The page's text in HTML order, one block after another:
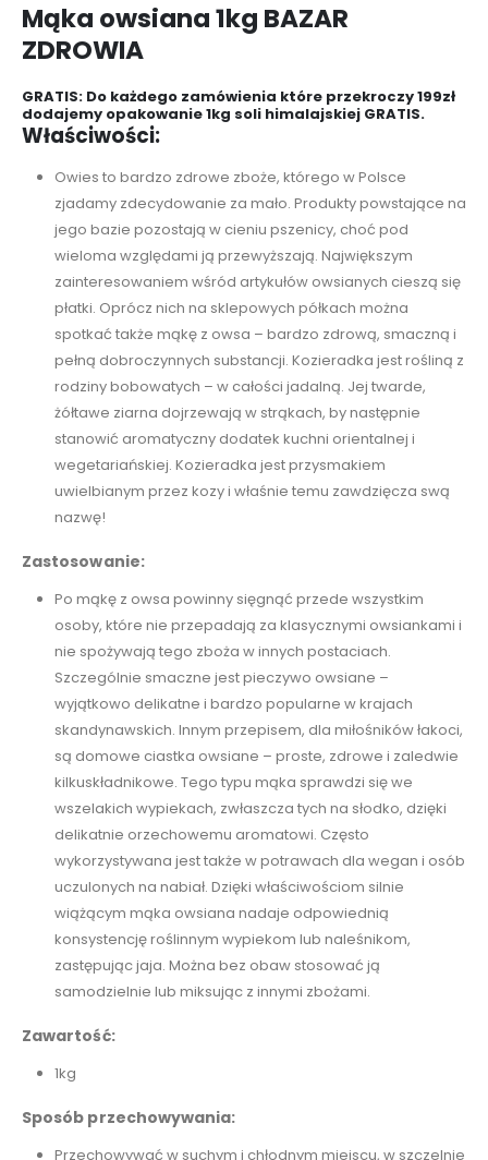
Mąka owsiana 1kg BAZAR
ZDROWIA
GRATIS: Do każdego zamówienia które przekroczy 199zł
dodajemy opakowanie 1kg soli himalajskiej GRATIS.
Właściwości:
Owies to bardzo zdrowe zboże, którego w Polsce
zjadamy zdecydowanie za mało. Produkty powstające na
jego bazie pozostają w cieniu pszenicy, choć pod
wieloma względami ją przewyższają. Największym
zainteresowaniem wśród artykułów owsianych cieszą się
płatki. Oprócz nich na sklepowych półkach można
spotkać także mąkę z owsa – bardzo zdrową, smaczną i
pełną dobroczynnych substancji. Kozieradka jest rośliną z
rodziny bobowatych – w całości jadalną. Jej twarde,
żółtawe ziarna dojrzewają w strąkach, by następnie
stanowić aromatyczny dodatek kuchni orientalnej i
wegetariańskiej. Kozieradka jest przysmakiem
uwielbianym przez kozy i właśnie temu zawdzięcza swą
nazwę!
Zastosowanie:
Po mąkę z owsa powinny sięgnąć przede wszystkim
osoby, które nie przepadają za klasycznymi owsiankami i
nie spożywają tego zboża w innych postaciach.
Szczególnie smaczne jest pieczywo owsiane –
wyjątkowo delikatne i bardzo popularne w krajach
skandynawskich. Innym przepisem, dla miłośników łakoci,
są domowe ciastka owsiane – proste, zdrowe i zaledwie
kilkuskładnikowe. Tego typu mąka sprawdzi się we
wszelakich wypiekach, zwłaszcza tych na słodko, dzięki
delikatnie orzechowemu aromatowi. Często
wykorzystywana jest także w potrawach dla wegan i osób
uczulonych na nabiał. Dzięki właściwościom silnie
wiążącym mąka owsiana nadaje odpowiednią
konsystencję roślinnym wypiekom lub naleśnikom,
zastępując jaja. Można bez obaw stosować ją
samodzielnie lub miksując z innymi zbożami.
Zawartość:
1kg
Sposób przechowywania:
Przechowywać w suchym i chłodnym miejscu, w szczelnie